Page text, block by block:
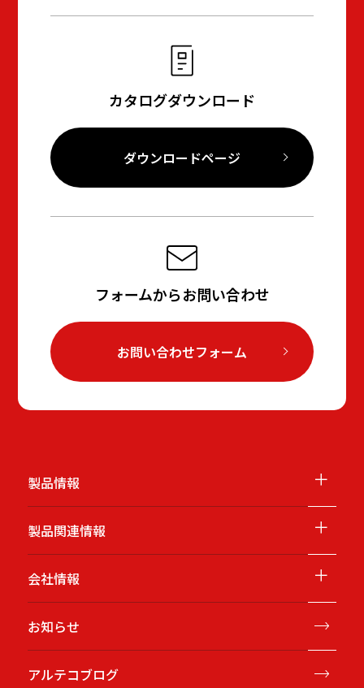
カタログダウンロード
ダウンロードページ
フォームからお問い合わせ
お問い合わせフォーム
製品情報 ＋
製品関連情報 ＋
会社情報 ＋
お知らせ
アルテコブログ